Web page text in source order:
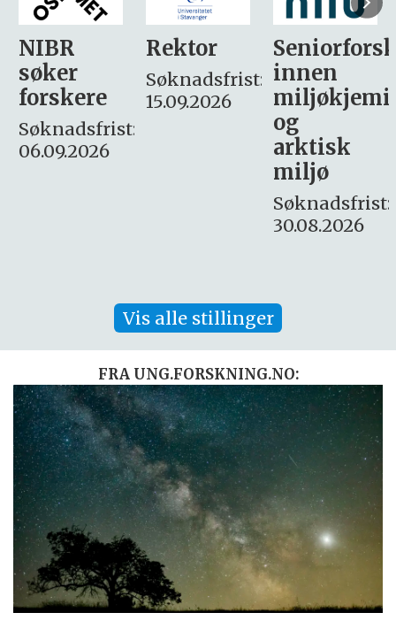
Rektor
Søknadsfrist:
15.09.2026
Seniorforsker
innen
miljøkjemi
søker
– fast
Søknadsfrist:
16. august.
Vis alle stillinger
FRA UNG.FORSKNING.NO: